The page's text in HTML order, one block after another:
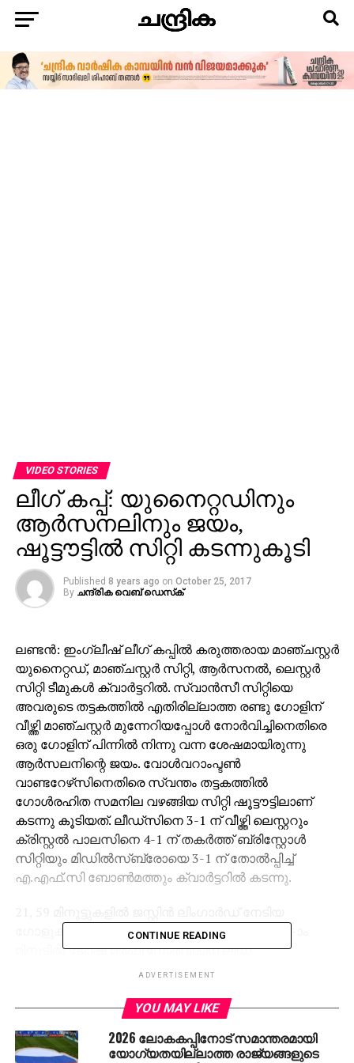
VIDEO STORIES
ലീഗ് കപ്പ്: യുനൈറ്റഡിനും
ആര്‍സനലിനും ജയം,
ഷൂട്ടൗട്ടില്‍ സിറ്റി കടന്നുകൂടി
Published 8 years ago on October 25, 2017
By ചന്ദ്രിക വെബ് ഡെസ്‌ക്‌
ലണ്ടന്‍: ഇംഗ്ലീഷ് ലീഗ് കപ്പില്‍ കരുത്തരായ മാഞ്ചസ്റ്റര്‍
യുനൈറ്റഡ്, മാഞ്ചസ്റ്റര്‍ സിറ്റി, ആര്‍സനല്‍, ലെസ്റ്റര്‍
സിറ്റി ടീമുകള്‍ ക്വാര്‍ട്ടറില്‍. സ്വാന്‍സീ സിറ്റിയെ
അവരുടെ തട്ടകത്തില്‍ എതിരില്ലാത്ത രണ്ടു ഗോളിന്
വീഴ്ത്തി മാഞ്ചസ്റ്റര്‍ മുന്നേറിയപ്പോള്‍ നോര്‍വിച്ചിനെതിരെ
ഒരു ഗോളിന് പിന്നില്‍ നിന്നു വന്ന ശേഷമായിരുന്നു
ആര്‍സലനിന്റെ ജയം. വോള്‍വറാംപ്ടണ്‍
വാണ്ടറേഴ്‌സിനെതിരെ സ്വന്തം തട്ടകത്തില്‍
ഗോള്‍രഹിത സമനില വഴങ്ങിയ സിറ്റി ഷൂട്ടൗട്ടിലാണ്
കടന്നു കൂടിയത്. ലീഡ്‌സിനെ 3-1 ന് വീഴ്ത്തി ലെസ്റ്ററും
ക്രിസ്റ്റല്‍ പാലസിനെ 4-1 ന് തകര്‍ത്ത് ബ്രിസ്റ്റോള്‍
സിറ്റിയും മിഡില്‍സ്‌ബ്രോയെ 3-1 ന് തോല്‍പ്പിച്ച്
എ.എഫ്.സി ബോണ്‍മത്തും ക്വാര്‍ട്ടറില്‍ കടന്നു.
ഗോളുകളിലായിരുന്നു യുനൈറ്റഡിന്റെ ജയം. 34-ാം
മിനുട്ടില്‍ ജോഷ് മര്‍ഫി നോര്‍വിച്ചിന് ലീഡ്
നല്‍കിയിരുന്നെങ്കിലും പകരക്കാരനായിറങ്ങിയ
ആര്‍സനലിന് രക്ഷയാവുകയായിരുന്നു. 85-ാം മിനുട്ടിലും
കാരനായ ഇംഗ്ലീഷ് താരത്തിന്റെ ഗോളുകള്‍.
CONTINUE READING
ADVERTISEMENT
YOU MAY LIKE
2026 ലോകകപ്പിനോട് സമാന്തരമായി
യോഗ്യതയില്ലാത്ത രാജ്യങ്ങളുടെ